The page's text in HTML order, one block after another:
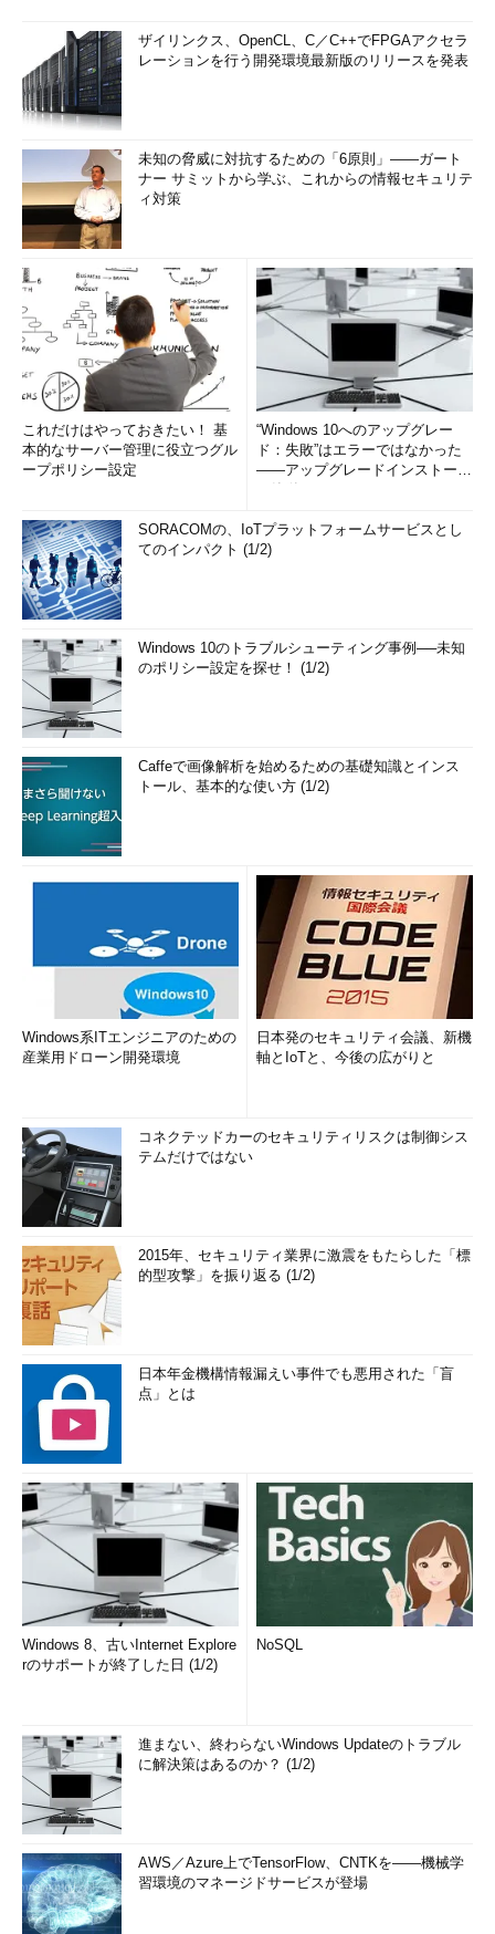
ザイリンクス、OpenCL、C／C++でFPGAアクセラ
レーションを行う開発環境最新版のリリースを発表
未知の脅威に対抗するための「6原則」――ガート
ナー サミットから学ぶ、これからの情報セキュリテ
ィ対策
これだけはやっておきたい！ 基
本的なサーバー管理に役立つグル
ープポリシー設定
“Windows 10へのアップグレー
ド：失敗”はエラーではなかった
――アップグレードインストール
SORACOMの、IoTプラットフォームサービスとし
てのインパクト (1/2)
Windows 10のトラブルシューティング事例──未知
のポリシー設定を探せ！ (1/2)
Caffeで画像解析を始めるための基礎知識とインス
トール、基本的な使い方 (1/2)
Windows系ITエンジニアのための
産業用ドローン開発環境
日本発のセキュリティ会議、新機
軸とIoTと、今後の広がりと
コネクテッドカーのセキュリティリスクは制御シス
テムだけではない
2015年、セキュリティ業界に激震をもたらした「標
的型攻撃」を振り返る (1/2)
日本年金機構情報漏えい事件でも悪用された「盲
点」とは
Windows 8、古いInternet Explore
rのサポートが終了した日 (1/2)
NoSQL
進まない、終わらないWindows Updateのトラブル
に解決策はあるのか？ (1/2)
AWS／Azure上でTensorFlow、CNTKを――機械学
習環境のマネージドサービスが登場